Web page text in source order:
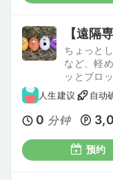
【遠隔
ちょっと
など、軽
ッとブロ
人生建议 自动
0 分钟
预约